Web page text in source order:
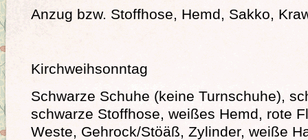
Anzug bzw. Stoffhose, Hemd, Sakko,
Kirchweihsonntag
Schwarze Schuhe (keine Turnschuhe),
schwarze Stoffhose, weißes Hemd, rote
Weste, Gehrock/Stöäß, Zylinder, weiße